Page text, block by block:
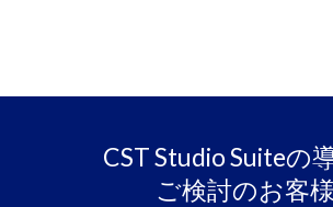
CST Studio Suiteの
ご検討のお客様